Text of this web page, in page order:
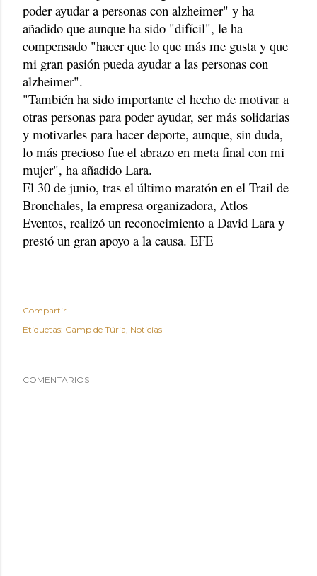
poder ayudar a personas con alzheimer" y ha
añadido que aunque ha sido "difícil", le ha
compensado "hacer que lo que más me gusta y que
mi gran pasión pueda ayudar a las personas con
alzheimer".
"También ha sido importante el hecho de motivar a
otras personas para poder ayudar, ser más solidarias
y motivarles para hacer deporte, aunque, sin duda,
lo más precioso fue el abrazo en meta final con mi
mujer", ha añadido Lara.
El 30 de junio, tras el último maratón en el Trail de
Bronchales, la empresa organizadora, Atlos
Eventos, realizó un reconocimiento a David Lara y
prestó un gran apoyo a la causa. EFE
Compartir
Etiquetas: Camp de Túria Noticias
COMENTARIOS